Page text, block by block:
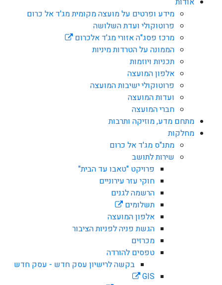
מידע ופרטים על מועצה מקומית מג'ד אל כרום
פרוטוקולי ועדת השלושה
מרכז פסג"ה אזורי מג'ד אלכרום
הממונה על הטרדות מיניות
תכניות ויוזמות
אלפון המועצה
פרוטוקולי ישיבות המועצה
ועדות המועצה
חברי המועצה
מתחם מדע, מוזיקה ותרבות
מחלקות
מתנ"ס מג'ד אל כרום
שירות לתושב
פרויקט "טאבו עד הבית"
חוקי עזר עירוניים
הרשמה לגנים
תשלומים
אלפון המועצה
הגשת פניה לפניות הציבור
מכרזים
טפסים להורדה
בקשה לרישיון עסק חדש - עסק חדש
GIS